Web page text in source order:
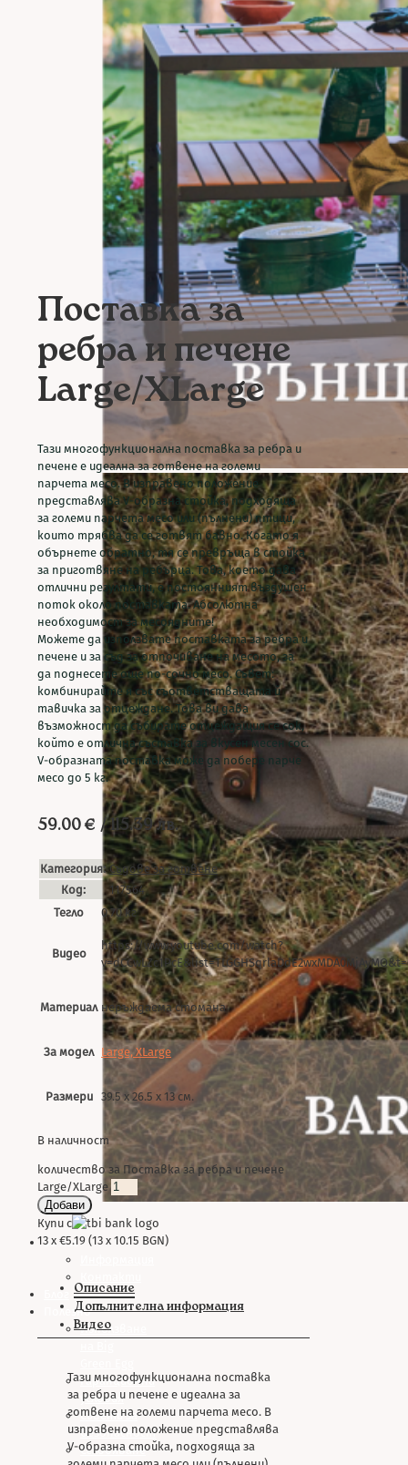
За нас
Блог
Полезно
Използване
Гаранционни
условия
Съвети за
безопасност
Сглобяване
Поставка за
ребра и печене
Large/XLarge
Тази многофункционална поставка за ребра и
печене е идеална за готвене на големи
парчета месо. В изправено положение
представлява V-образна стойка, подходяща
за големи парчета месо или (пълнени) птици,
които трябва да се готвят бавно. Когато я
обърнете обратно, тя се превръща в стойка
за приготвяне на ребърца. Това, което дава
отлични резултати, е постоянният въздушен
поток около поставката. Абсолютна
необходимост за месоядните!
Можете да използвате поставката за ребра и
печене и за съд за отпочиване на месото, за
да поднесете още по-сочно месо. Съвет:
комбинирайте я със съответстващата й
тавичка за отцеждане. Това ви дава
възможност да събирате отцеждащия се сок,
който е отлична съставка за вкусен месен сос.
V-образната поставка може да побере парче
месо до 5 кг.
59.00€ / 115.39 лв.
Категория: Съдове за готвене
Код:
117564
Тегло
0.70 кг
Видео
https://www.youtube.com/watch?
Материал неръждаема стомана
За модел Large, XLarge
Размери 39.5 х 26.5 х 13 см.
В наличност
количество за Поставка за ребра и печене
Large/XLarge
Добави
Купи с
13 x €5.19 (13 x 10.15 BGN)
Описание
Допълнителна информация
Видео
Тази многофункционална поставка
за ребра и печене е идеална за
готвене на големи парчета месо. В
изправено положение представлява
V-образна стойка, подходяща за